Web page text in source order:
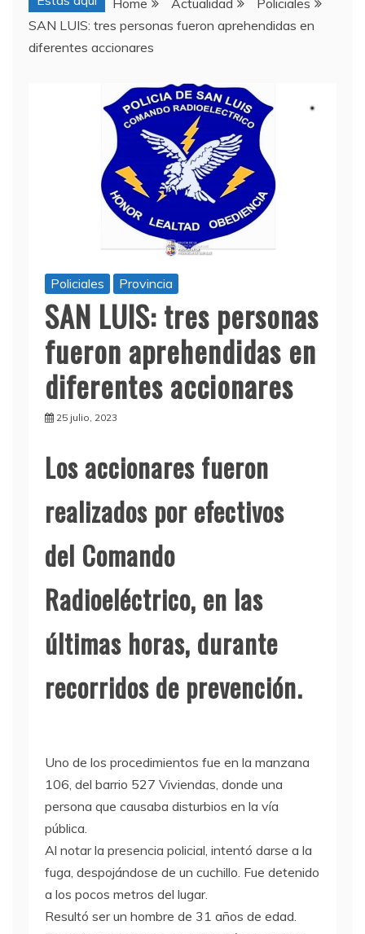
Home Actualidad
Policiales
SAN LUIS: tres personas fueron aprehendidas en
diferentes accionares
Policiales Provincia
SAN LUIS: tres personas
fueron aprehendidas en
diferentes accionares
25 julio, 2023
Los accionares fueron
realizados por efectivos
del Comando
Radioeléctrico, en las
últimas horas, durante
recorridos de prevención.
Uno de los procedimientos fue en la manzana
106, del barrio 527 Viviendas, donde una
persona que causaba disturbios en la vía
pública.
Al notar la presencia policial, intentó darse a la
fuga, despojándose de un cuchillo. Fue detenido
a los pocos metros del lugar.
Resultó ser un hombre de 31 años de edad.